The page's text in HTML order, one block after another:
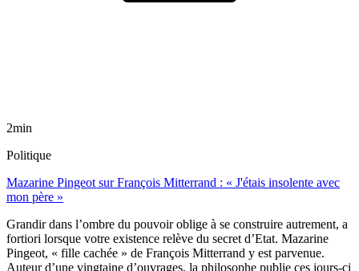
2min
Politique
Mazarine Pingeot sur François Mitterrand : « J'étais insolente avec
mon père »
Grandir dans l’ombre du pouvoir oblige à se construire autrement, a
fortiori lorsque votre existence relève du secret d’Etat. Mazarine
Pingeot, « fille cachée » de François Mitterrand y est parvenue.
Auteur d’une vingtaine d’ouvrages, la philosophe publie ces jours-ci